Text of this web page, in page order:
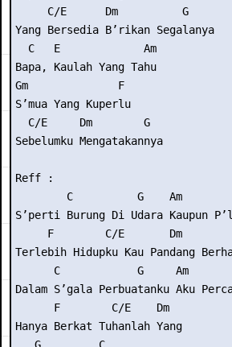
     C/E      Dm          G
Yang Bersedia B’rikan Segalanya
  C   E             Am
Bapa, Kaulah Yang Tahu
Gm              F
S’mua Yang Kuperlu
  C/E     Dm        G
Sebelumku Mengatakannya
Reff :
C          G    Am
S’perti Burung Di Udara Kaupun
F        C/E       Dm
Terlebih Hidupku Kau Pandang
C            G     Am
Dalam S’gala Perbuatanku Aku
      F        C/E    Dm
Hanya Berkat Tuhanlah Yang